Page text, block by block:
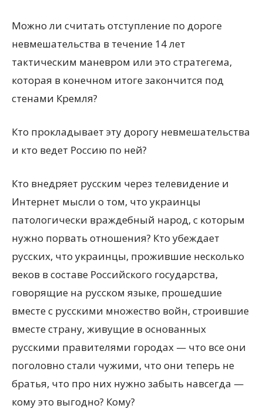
Можно ли считать отступление по дороге
невмешательства в течение 14 лет
тактическим маневром или это стратегема,
которая в конечном итоге закончится под
стенами Кремля?
Кто прокладывает эту дорогу невмешательства
и кто ведет Россию по ней?
Кто внедряет русским через телевидение и
Интернет мысли о том, что украинцы
патологически враждебный народ, с которым
нужно порвать отношения? Кто убеждает
русских, что украинцы, прожившие несколько
веков в составе Российского государства,
говорящие на русском языке, прошедшие
вместе с русскими множество войн, строившие
вместе страну, живущие в основанных
русскими правителями городах — что все они
поголовно стали чужими, что они теперь не
братья, что про них нужно забыть навсегда —
кому это выгодно? Кому?